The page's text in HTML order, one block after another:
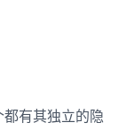
有其独立的隐